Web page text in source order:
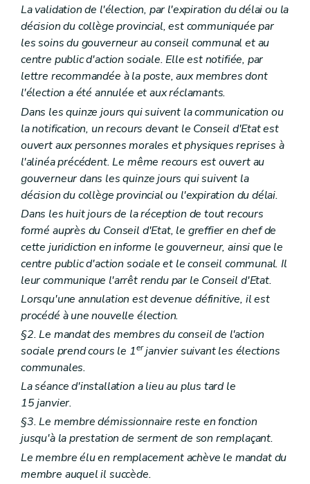
La validation de l'élection, par l'expiration du délai ou la
décision du collège provincial, est communiquée par
les soins du gouverneur au conseil communal et au
centre public d'action sociale. Elle est notifiée, par
lettre recommandée à la poste, aux membres dont
l'élection a été annulée et aux réclamants.
Dans les quinze jours qui suivent la communication ou
la notification, un recours devant le Conseil d'Etat est
ouvert aux personnes morales et physiques reprises à
l'alinéa précédent. Le même recours est ouvert au
gouverneur dans les quinze jours qui suivent la
décision du collège provincial ou l'expiration du délai.
Dans les huit jours de la réception de tout recours
formé auprès du Conseil d'Etat, le greffier en chef de
cette juridiction en informe le gouverneur, ainsi que le
centre public d'action sociale et le conseil communal. Il
leur communique l'arrêt rendu par le Conseil d'Etat.
Lorsqu'une annulation est devenue définitive, il est
procédé à une nouvelle élection.
§2. Le mandat des membres du conseil de l'action
sociale prend cours le 1erjanvier suivant les élections
communales.
La séance d'installation a lieu au plus tard le
15 janvier.
§3. Le membre démissionnaire reste en fonction
jusqu'à la prestation de serment de son remplaçant.
Le membre élu en remplacement achève le mandat du
membre auquel il succède.